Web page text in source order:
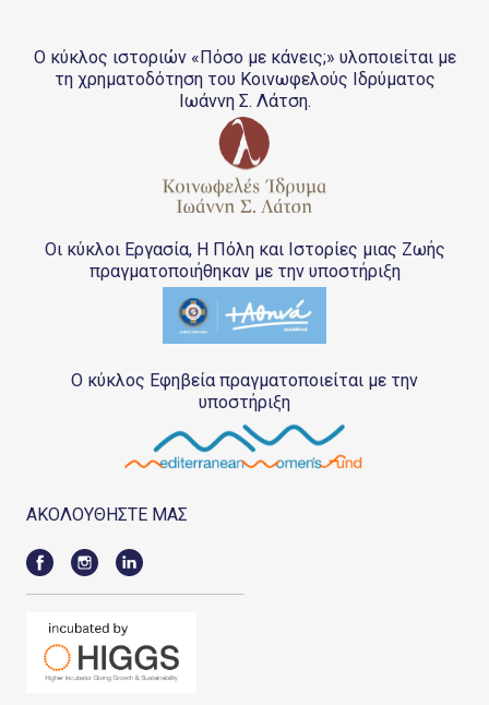
Ο κύκλος ιστοριών «Πόσο με κάνεις;» υλοποιείται με
τη χρηματοδότηση του Κοινωφελούς Ιδρύματος
Ιωάννη Σ. Λάτση.
Οι κύκλοι Εργασία, Η Πόλη και Ιστορίες μιας Ζωής
πραγματοποιήθηκαν με την υποστήριξη
Ο κύκλος Εφηβεία πραγματοποιείται με την
υποστήριξη
ΑΚΟΛΟΥΘΗΣΤΕ ΜΑΣ